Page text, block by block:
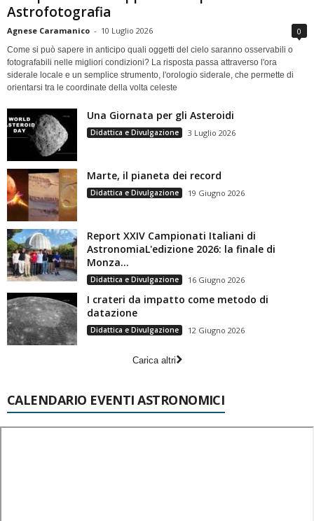
Astrofotografia
Agnese Caramanico - 10 Luglio 2026 0
Come si può sapere in anticipo quali oggetti del cielo saranno osservabili o
fotografabili nelle migliori condizioni? La risposta passa attraverso l'ora
siderale locale e un semplice strumento, l'orologio siderale, che permette di
orientarsi tra le coordinate della volta celeste
Una Giornata per gli Asteroidi
Didattica e Divulgazione 3 Luglio 2026
Marte, il pianeta dei record
Didattica e Divulgazione 19 Giugno 2026
Report XXIV Campionati Italiani di
AstronomiaL'edizione 2026: la finale di
Monza...
Didattica e Divulgazione 16 Giugno 2026
I crateri da impatto come metodo di
datazione
Didattica e Divulgazione 12 Giugno 2026
Carica altri
CALENDARIO EVENTI ASTRONOMICI